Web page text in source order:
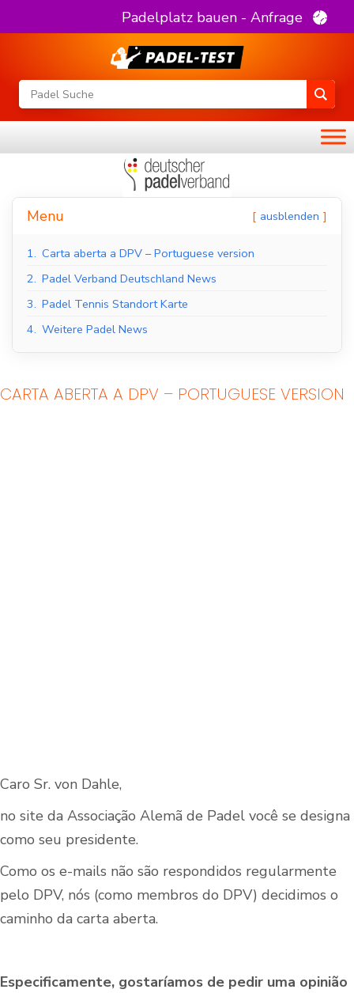
Padelplatz bauen - Anfrage
Menu ausblenden
1. Carta aberta a DPV – Portuguese version
2. Padel Verband Deutschland News
3. Padel Tennis Standort Karte
4. Weitere Padel News
CARTA ABERTA A DPV – PORTUGUESE VERSION
Caro Sr. von Dahle,
no site da Associação Alemã de Padel você se designa
como seu presidente.
Como os e-mails não são respondidos regularmente
pelo DPV, nós (como membros do DPV) decidimos o
caminho da carta aberta.
Especificamente, gostaríamos de pedir uma opinião